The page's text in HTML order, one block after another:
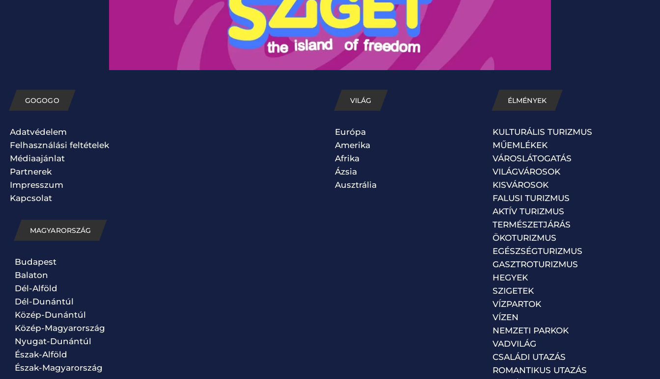
GOGOGO
Adatvédelem
Felhasználási feltételek
Médiaajánlat
Partnerek
Impresszum
Kapcsolat
MAGYARORSZÁG
Budapest
Balaton
Dél-Alföld
Dél-Dunántúl
Közép-Dunántúl
Közép-Magyarország
Nyugat-Dunántúl
Észak-Alföld
Észak-Magyarország
VILÁG
Európa
Amerika
Afrika
Ázsia
Ausztrália
ÉLMÉNYEK
KULTURÁLIS TURIZMUS
MŰEMLÉKEK
VÁROSLÁTOGATÁS
VILÁGVÁROSOK
KISVÁROSOK
FALUSI TURIZMUS
AKTÍV TURIZMUS
TERMÉSZETJÁRÁS
ÖKOTURIZMUS
EGÉSZSÉGTURIZMUS
GASZTROTURIZMUS
HEGYEK
SZIGETEK
VÍZPARTOK
VÍZEN
NEMZETI PARKOK
VADVILÁG
CSALÁDI UTAZÁS
ROMANTIKUS UTAZÁS